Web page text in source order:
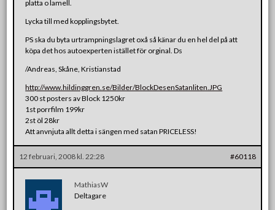
platta o lamell.
Lycka till med kopplingsbytet.
PS ska du byta urtrampningslagret oxå så känar du en hel del på att
köpa det hos autoexperten istället för orginal. Ds
/Andreas, Skåne, Kristianstad
http://www.hildinggren.se/Bilder/BlockDesenSatanliten.JPG
300 st posters av Block 1250kr
1st porrfilm 199kr
2st öl 28kr
Att anvnjuta allt detta i sängen med satan PRICELESS!
12 februari, 2008 kl. 22:28 #60118
MathiasW
Deltagare